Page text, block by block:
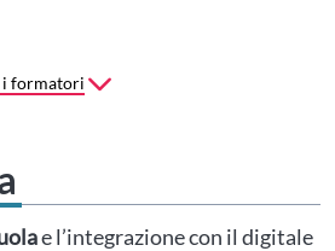
i formatori
e l’integrazione con il digitale